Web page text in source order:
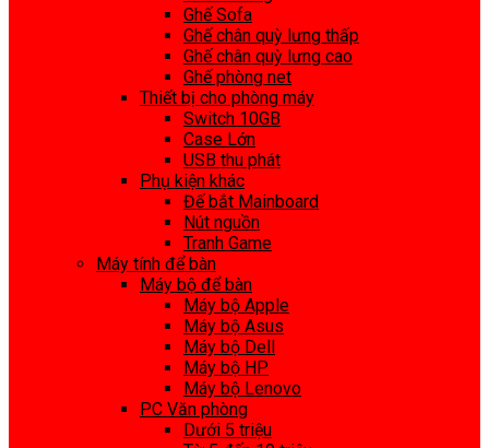
Ghế Sofa
Ghế chân quỳ lưng thấp
Ghế chân quỳ lưng cao
Ghế phòng net
Thiết bị cho phòng máy
Switch 10GB
Case Lớn
USB thu phát
Phụ kiện khác
Đế bắt Mainboard
Nút nguồn
Tranh Game
Máy tính để bàn
Máy bộ để bàn
Máy bộ Apple
Máy bộ Asus
Máy bộ Dell
Máy bộ HP
Máy bộ Lenovo
PC Văn phòng
Dưới 5 triệu